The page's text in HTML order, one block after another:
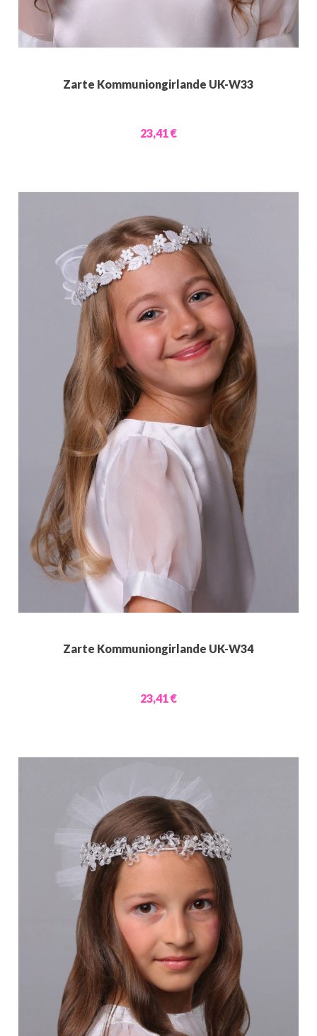
Zarte Kommuniongirlande UK-W33
23,41 €
Zarte Kommuniongirlande UK-W34
23,41 €